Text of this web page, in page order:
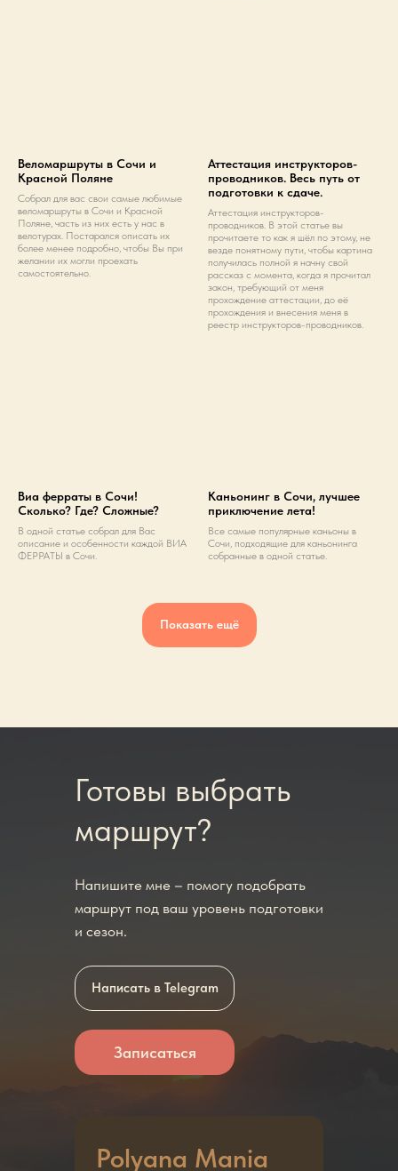
Веломаршруты в Сочи и
Красной Поляне
Собрал для вас свои самые любимые
веломаршруты в Сочи и Красной
Поляне, часть из них есть у нас в
велотурах. Постарался описать их
более менее подробно, чтобы Вы при
желании их могли проехать
самостоятельно.
Аттестация инструкторов-
проводников. Весь путь от
подготовки к сдаче.
Аттестация инструкторов-
проводников. В этой статье вы
прочитаете то как я шёл по этому, не
везде понятному пути, чтобы картина
получилась полной я начну свой
рассказ с момента, когда я прочитал
закон, требующий от меня
прохождение аттестации, до её
прохождения и внесения меня в
реестр инструкторов-проводников.
Виа ферраты в Сочи!
Сколько? Где? Сложные?
В одной статье собрал для Вас
описание и особенности каждой ВИА
ФЕРРАТЫ в Сочи.
Каньонинг в Сочи, лучшее
приключение лета!
Все самые популярные каньоны в
Сочи, подходящие для каньонинга
собранные в одной статье.
Показать ещё
Готовы выбрать
маршрут?
Напишите мне – помогу подобрать
маршрут под ваш уровень подготовки
и сезон.
Написать в Telegram
Записаться
Polyana Mania